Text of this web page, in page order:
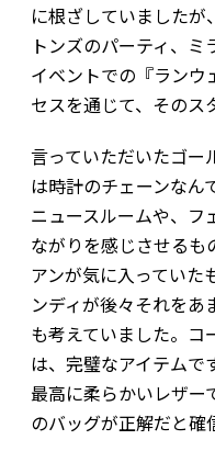
に根ざしていました
トンズのパーティ、
イベントでの『ランウ
セスを通じて、そのス
言っていただいたゴー
は時計のチェーンなん
ニュースルームや、フ
ながりを感じさせるも
アンが気に入っていた
ンディが後々それをあ
も考えていました。コ
は、完璧なアイテムで
最高に柔らかいレザー
のバッグが正解だと確